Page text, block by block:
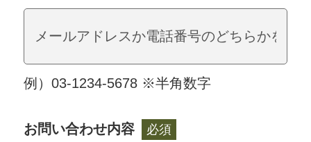
例）03-1234-5678 ※半角数字
お問い合わせ内容 必須